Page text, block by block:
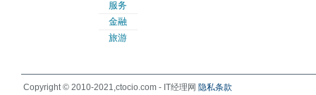
服务
金融
旅游
Copyright © 2010-2021,ctocio.com - IT经理网 隐私条款